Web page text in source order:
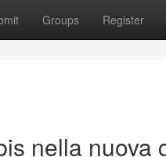
Groups Register
nella